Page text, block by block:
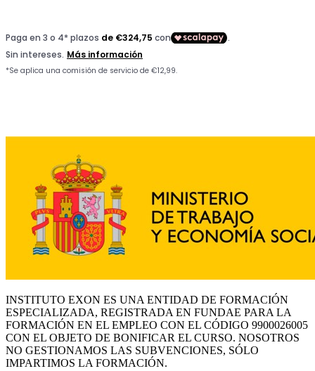
INSTITUTO EXON ES UNA ENTIDAD DE FORMACIÓN
ESPECIALIZADA, REGISTRADA EN FUNDAE PARA LA
FORMACIÓN EN EL EMPLEO CON EL CÓDIGO 9900026005
CON EL OBJETO DE BONIFICAR EL CURSO. NOSOTROS
NO GESTIONAMOS LAS SUBVENCIONES, SÓLO
IMPARTIMOS LA FORMACIÓN.